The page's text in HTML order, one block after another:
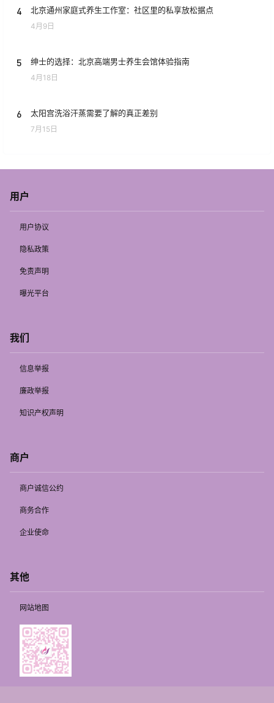
4 北京通州家庭式养生工作室：社区里的私享放松据点
4月9日
5 绅士的选择：北京高端男士养生会馆体验指南
4月18日
6 太阳宫洗浴汗蒸需要了解的真正差别
7月15日
用户
用户协议
隐私政策
免责声明
曝光平台
我们
信息举报
廉政举报
知识产权声明
商户
商户诚信公约
商务合作
企业使命
其他
网站地图